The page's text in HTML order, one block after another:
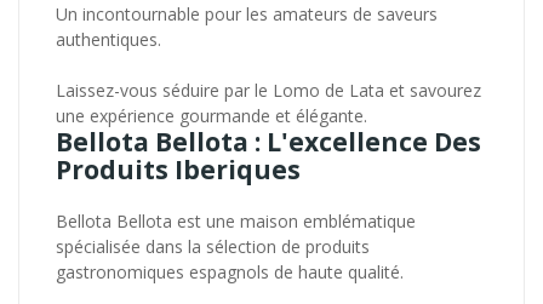
Un incontournable pour les amateurs de saveurs
authentiques.
Laissez-vous séduire par le Lomo de Lata et savourez
une expérience gourmande et élégante.
Bellota Bellota : L'excellence Des
Produits Iberiques
Bellota Bellota est une maison emblématique
spécialisée dans la sélection de produits
gastronomiques espagnols de haute qualité.